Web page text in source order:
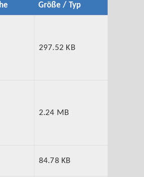
Größe / Typ
297.52 KB
2.24 MB
84.78 KB